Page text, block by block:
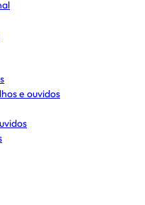
e ouvidos